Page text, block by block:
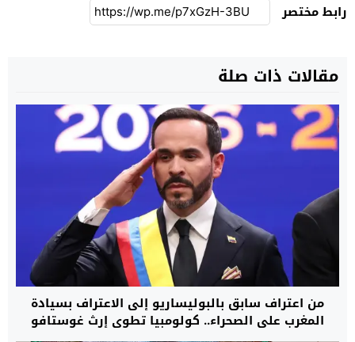
رابط مختصر
مقالات ذات صلة
من اعتراف سابق بالبوليساريو إلى الاعتراف بسيادة
المغرب على الصحراء.. كولومبيا تطوي إرث غوستافو